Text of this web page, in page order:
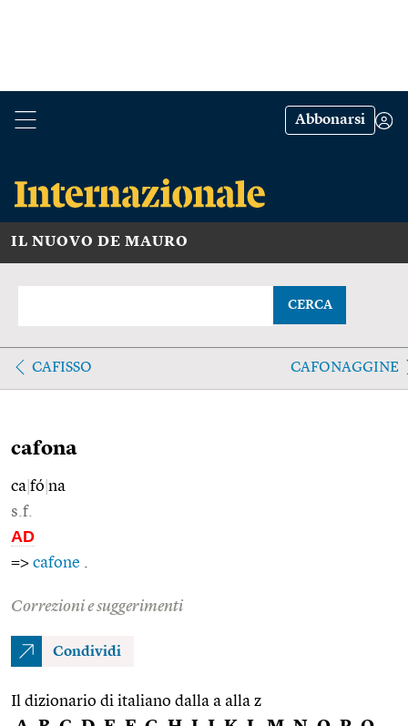
Abbonarsi
IL NUOVO DE MAURO
CERCA
CAFISSO CAFONAGGINE
cafona
ca fó na
s.f.
AD
=> cafone
Correzioni e suggerimenti
Condividi
Il dizionario di italiano dalla a alla z